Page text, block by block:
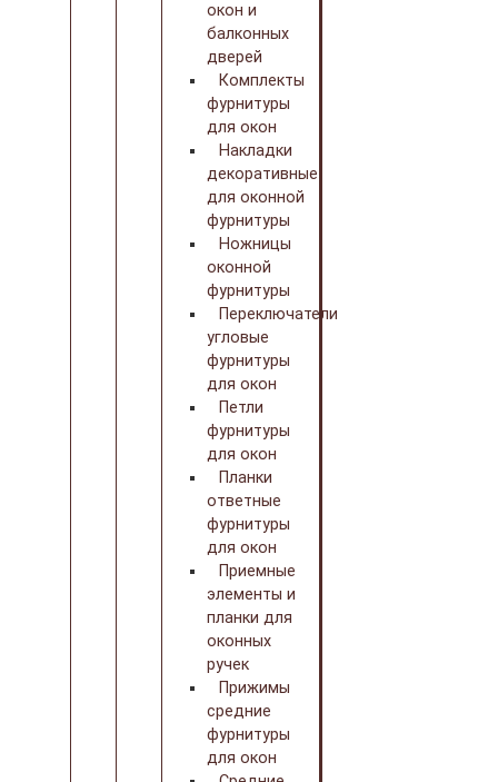
окон и
балконных
дверей
Комплекты
фурнитуры
для окон
Накладки
декоративные
для оконной
фурнитуры
Ножницы
оконной
фурнитуры
Переключатели
угловые
фурнитуры
для окон
Петли
фурнитуры
для окон
Планки
ответные
фурнитуры
для окон
Приемные
элементы и
планки для
оконных
ручек
Прижимы
средние
фурнитуры
для окон